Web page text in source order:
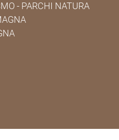
- PARCHI NATURA
di Cammini Emilia-
di Cammini Emilia-
Twitter di Cammini Emilia-
Instagram di Cammini